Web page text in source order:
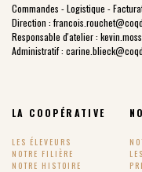
Commandes - Logistique -
Direction :
Responsable d'atelier :
Administratif :
LA COOPÉRATIVE
LES ÉLEVEURS
NOTRE FILIÈRE
NOTRE HISTOIRE